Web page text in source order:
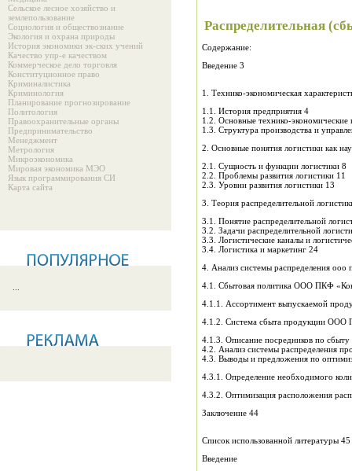
Сельское лесное хозяйство и
землепользование
Социология и обществознание
Экология и охрана природы
История экономики эк-ских учений
Качество упр-е качеством
Коммерческое дело торговля
Конституционное право
Криминалистика
Криминология
Планирование прогнозирование
Политология
Правоохранительные органы
Предпринимательство
Менеджмент
Метрология
Микроэкономика
Мировая экономика МЭО
Язык программирования СИ
Карта сайта
Распределительная
Содержание:
Введение 3
1. Технико-экономическая
1.1. История предприятия 4
1.2. Основные технико-экономические
1.3. Структура производства и
2. Основные понятия логистики как
2.1. Сущность и функции логистики 8
2.2. Проблемы развития логистики 11
2.3. Уровни развития логистики 13
3. Теория распределительной
3.1. Понятие распределительной
3.2. Задачи распределительной
3.3. Логистические каналы и
3.4. Логистика и маркетинг 24
4. Анализ системы распределения
4.1. Сбытовая политика ООО ПКФ
4.1.1. Ассортимент выпускаемой
4.1.2. Система сбыта продукции ООО
4.1.3. Описание посредников по
4.2. Анализ системы распределения
4.3. Выводы и предложения по
4.3.1. Определение необходимого
4.3.2. Оптимизация расположения
Заключение 44
Список использованной литературы 45
Введение